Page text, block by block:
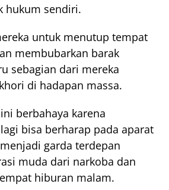
hukum sendiri.
untuk menutup tempat
membubarkan barak
sebagian dari mereka
di hadapan massa.
berbahaya karena
bisa berharap pada aparat
garda terdepan
muda dari narkoba dan
hiburan malam.